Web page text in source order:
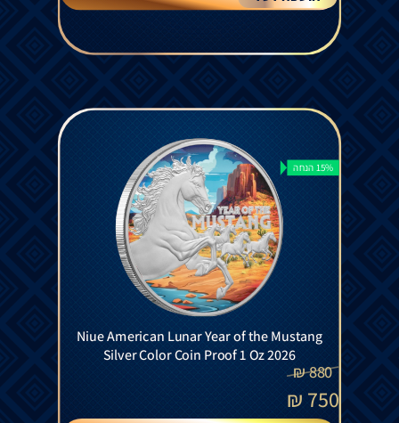
15% הנחה
Niue American Lunar Year of the Mustang
Silver Color Coin Proof 1 Oz 2026
880
₪
750
₪